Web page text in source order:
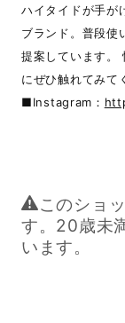
ハイタイドが手が
ブランド。普段使
提案しています。
にぜひ触れてみて
■Instagram：
このショ
す。20歳未
います。